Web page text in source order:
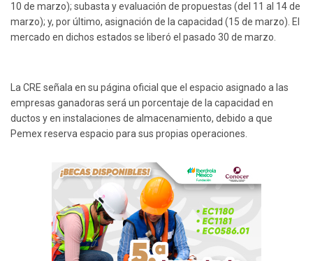
10 de marzo); subasta y evaluación de propuestas (del 11 al 14 de
marzo); y, por último, asignación de la capacidad (15 de marzo). El
mercado en dichos estados se liberó el pasado 30 de marzo.
La CRE señala en su página oficial que el espacio asignado a las
empresas ganadoras será un porcentaje de la capacidad en
ductos y en instalaciones de almacenamiento, debido a que
Pemex reserva espacio para sus propias operaciones.